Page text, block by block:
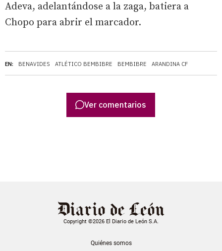
EN: BENAVIDES ATLÉTICO BEMBIBRE BEMBIBRE ARANDINA CF
Adeva, adelantándose a la zaga, batiera a
Chopo para abrir el marcador.
Ver comentarios
Copyright ©2026 El Diario de León S.A.
Quiénes somos